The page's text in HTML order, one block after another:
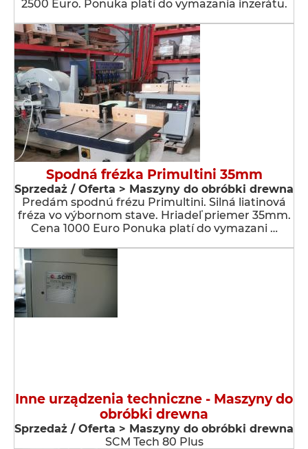
2500 Euro. Ponuka platí do vymazania inzerátu.
Spodná frézka Primultini 35mm
Sprzedaż / Oferta > Maszyny do obróbki drewna
Predám spodnú frézu Primultini. Silná liatinová
fréza vo výbornom stave. Hriadeľ priemer 35mm.
Cena 1000 Euro Ponuka platí do vymazani …
Inne urządzenia techniczne - Maszyny do
obróbki drewna
Sprzedaż / Oferta > Maszyny do obróbki drewna
SCM Tech 80 Plus